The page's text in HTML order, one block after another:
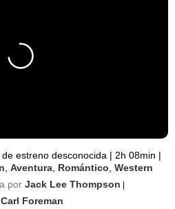
de estreno desconocida | 2h 08min |
,Aventura Romántico ,Western
por Jack Lee Thompson |
Carl Foreman